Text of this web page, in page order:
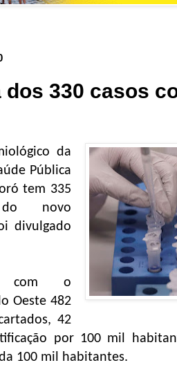
330 casos
da
Pública
tem 335
do novo
divulgado
com o
Oeste 482
42
por 100 mil
100 mil habitantes.